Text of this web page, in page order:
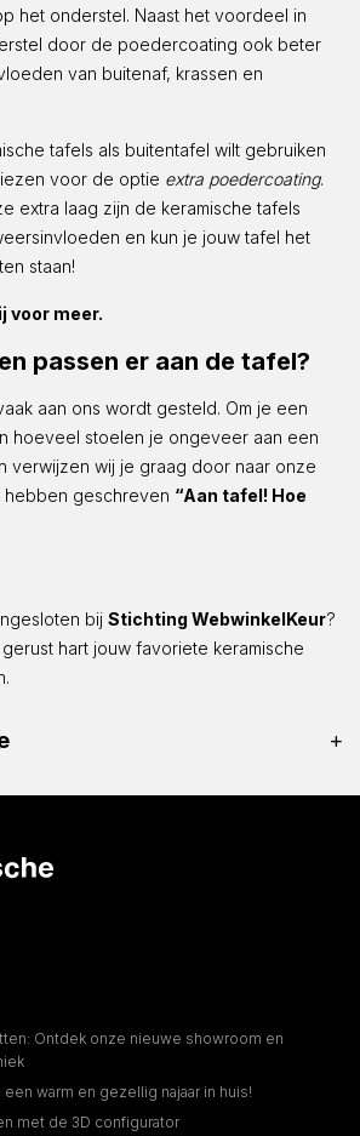
het onderstel. Naast het voordeel in
door de poedercoating ook beter
van buitenaf, krassen en
tafels als buitentafel wilt gebruiken
voor de optie extra poedercoating.
extra laag zijn de keramische tafels
en kun je jouw tafel het
staan!
voor meer.
passen er aan de tafel?
aan ons wordt gesteld. Om je een
hoeveel stoelen je ongeveer aan een
verwijzen wij je graag door naar onze
geschreven “Aan tafel! Hoe
bij Stichting WebwinkelKeur?
hart jouw favoriete keramische
Ontdek onze nieuwe showroom en
warm en gezellig najaar in huis!
met de 3D configurator